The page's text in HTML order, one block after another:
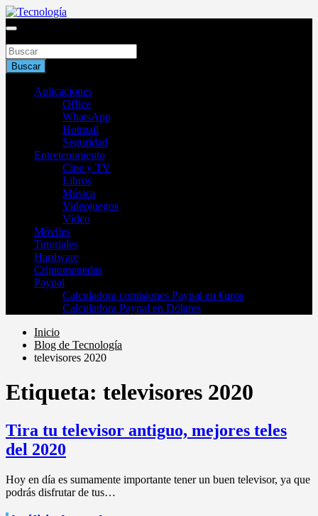
Saltar
al
Tecnología
Buscar
Aplicaciones
Office
WhatsApp
Hotmail
Seguridad
Entretenimiento
Cine y TV
Libros
Música
Videojuegos
Vídeo
Móviles
Tutoriales
Hardware
Criptomonedas
Paypal
Calculadora comisiones Paypal en €uros
Calculadora Paypal en Dólares
Inicio
Blog de Tecnología
televisores 2020
Etiqueta: televisores 2020
Tira tu televisor antiguo, mejores teles
del 2020
Hoy en día es sumamente importante tener un buen televisor, ya que
podrás disfrutar de tus…